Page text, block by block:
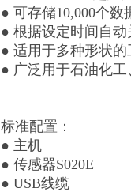
● 可存储10,000个
● 根据设定时间自动
● 适用于多种形状
● 广泛用于石油化工
标准配置：
● 主机
● 传感器S020E
● USB线缆